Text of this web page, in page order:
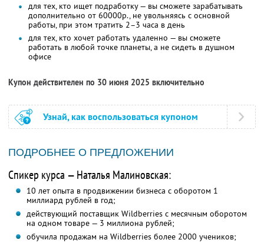
для тех, кто ищет подработку — вы сможете зарабатывать
дополнительно от 60000р., не увольняясь с основной
работы, при этом тратить 2–3 часа в день
для тех, кто хочет работать удаленно — вы сможете
работать в любой точке планеты, а не сидеть в душном
офисе
Купон действителен по 30 июня 2025 включительно
Узнай, как воспользоваться купоном
ПОДРОБНЕЕ О ПРЕДЛОЖЕНИИ
Спикер курса — Наталья Малиновская:
10 лет опыта в продвижении бизнеса с оборотом 1
миллиард рублей в год;
действующий поставщик Wildberries с месячным оборотом
на одном товаре — 3 миллиона рублей;
обучила продажам на Wildberries более 2000 учеников;